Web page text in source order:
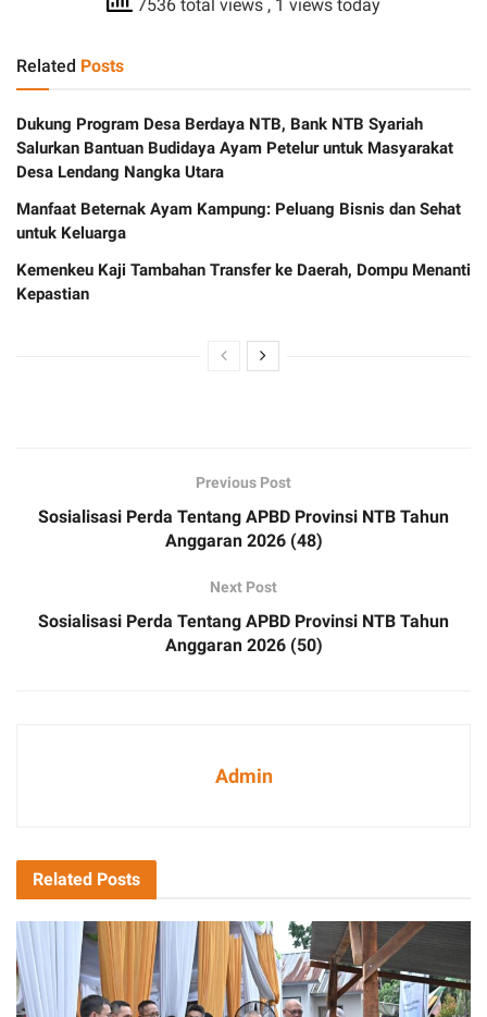
7536 total views , 1 views today
Related Posts
Dukung Program Desa Berdaya NTB, Bank NTB Syariah
Salurkan Bantuan Budidaya Ayam Petelur untuk Masyarakat
Desa Lendang Nangka Utara
Manfaat Beternak Ayam Kampung: Peluang Bisnis dan Sehat
untuk Keluarga
Kemenkeu Kaji Tambahan Transfer ke Daerah, Dompu Menanti
Kepastian
Previous Post
Sosialisasi Perda Tentang APBD Provinsi NTB Tahun
Anggaran 2026 (48)
Next Post
Sosialisasi Perda Tentang APBD Provinsi NTB Tahun
Anggaran 2026 (50)
Admin
Related Posts